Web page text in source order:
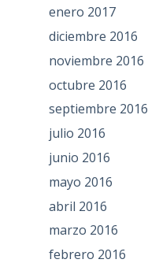
enero 2017
diciembre 2016
noviembre 2016
octubre 2016
septiembre 2016
julio 2016
junio 2016
mayo 2016
abril 2016
marzo 2016
febrero 2016